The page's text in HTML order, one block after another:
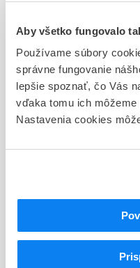
Aby všetko fungovalo
Používame súbory
správne fungovanie
lepšie spoznať, čo Vás
vďaka tomu ich
Nastavenia cookies
D - Registrácia bez
Typ registračnej
Decentralizovaná
Držiteľ, krajina
68 - ANTIPSYCHOTICA
N
Centrálna
N05